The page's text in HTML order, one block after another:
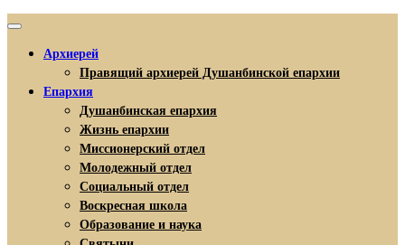
Архиерей
Правящий архиерей Душанбинской епархии
Епархия
Душанбинская епархия
Жизнь епархии
Миссионерский отдел
Молодежный отдел
Социальный отдел
Воскресная школа
Образование и наука